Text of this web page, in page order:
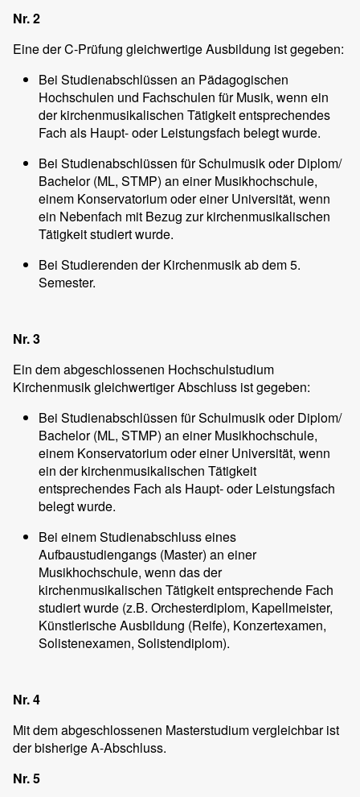
Nr. 2
Eine der C-Prüfung gleichwertige Ausbildung ist gegeben:
Bei Studienabschlüssen an Pädagogischen
Hochschulen und Fachschulen für Musik, wenn ein
der kirchenmusikalischen Tätigkeit entsprechendes
Fach als Haupt- oder Leistungsfach belegt wurde.
Bei Studienabschlüssen für Schulmusik oder Diplom/
Bachelor (ML, STMP) an einer Musikhochschule,
einem Konservatorium oder einer Universität, wenn
ein Nebenfach mit Bezug zur kirchenmusikalischen
Tätigkeit studiert wurde.
Bei Studierenden der Kirchenmusik ab dem 5.
Semester.
Nr. 3
Ein dem abgeschlossenen Hochschulstudium
Kirchenmusik gleichwertiger Abschluss ist gegeben:
Bei Studienabschlüssen für Schulmusik oder Diplom/
Bachelor (ML, STMP) an einer Musikhochschule,
einem Konservatorium oder einer Universität, wenn
ein der kirchenmusikalischen Tätigkeit
entsprechendes Fach als Haupt- oder Leistungsfach
belegt wurde.
Bei einem Studienabschluss eines
Aufbaustudiengangs (Master) an einer
Musikhochschule, wenn das der
kirchenmusikalischen Tätigkeit entsprechende Fach
studiert wurde (z.B. Orchesterdiplom, Kapellmeister,
Künstlerische Ausbildung (Reife), Konzertexamen,
Solistenexamen, Solistendiplom).
Nr. 4
Mit dem abgeschlossenen Masterstudium vergleichbar ist
der bisherige A-Abschluss.
Nr. 5